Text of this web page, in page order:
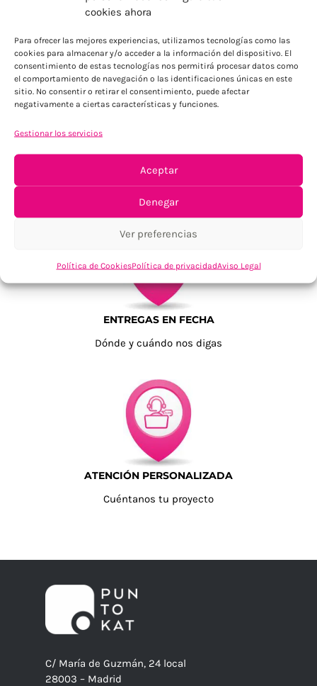
cookies ahora
Para ofrecer las mejores experiencias, utilizamos tecnologías como las
cookies para almacenar y/o acceder a la información del dispositivo. El
consentimiento de estas tecnologías nos permitirá procesar datos como
el comportamiento de navegación o las identificaciones únicas en este
sitio. No consentir o retirar el consentimiento, puede afectar
negativamente a ciertas características y funciones.
Gestionar los servicios
Aceptar
Denegar
Ver preferencias
Política de CookiesPolítica de privacidadAviso Legal
ENVÍOS ECONÓMICOS
TU SATISFACCIÓN = LA NUESTRA
Tu confianza, nuestro objetivo
ENTREGAS EN FECHA
Dónde y cuándo nos digas
ATENCIÓN PERSONALIZADA
Cuéntanos tu proyecto
C/ María de Guzmán, 24 local
28003 – Madrid